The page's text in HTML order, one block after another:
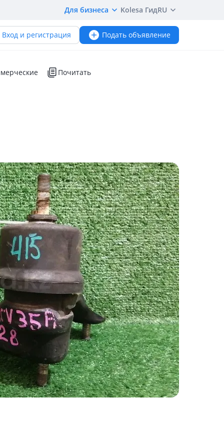
Для бизнеса Kolesa ГидRU
Вход и регистрация Подать объявление
Почитать